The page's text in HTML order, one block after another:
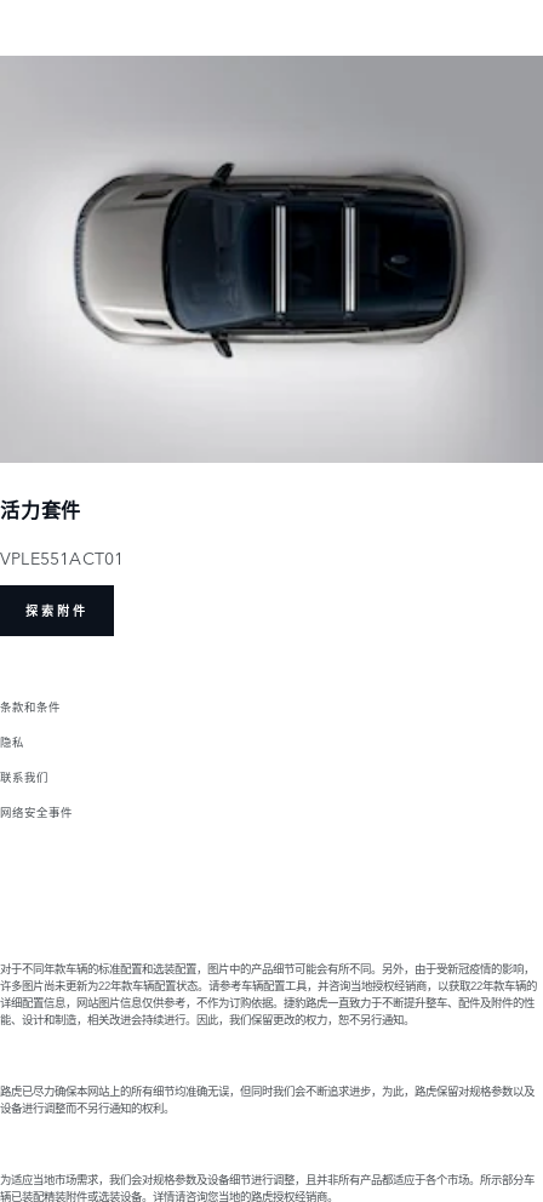
活力套件
VPLE551ACT01
探索附件
条款和条件
隐私
联系我们
网络安全事件
对于不同年款车辆的标准配置和选装配置，图片中的产品细节可能会有所不同。另外，由于受新冠疫情的影响，
许多图片尚未更新为22年款车辆配置状态。请参考车辆配置工具，并咨询当地授权经销商，以获取22年款车辆的
详细配置信息，网站图片信息仅供参考，不作为订购依据。捷豹路虎一直致力于不断提升整车、配件及附件的性
能、设计和制造，相关改进会持续进行。因此，我们保留更改的权力，恕不另行通知。
路虎已尽力确保本网站上的所有细节均准确无误，但同时我们会不断追求进步，为此，路虎保留对规格参数以及
设备进行调整而不另行通知的权利。
为适应当地市场需求，我们会对规格参数及设备细节进行调整，且并非所有产品都适应于各个市场。所示部分车
辆已装配精装附件或选装设备。详情请咨询您当地的路虎授权经销商。